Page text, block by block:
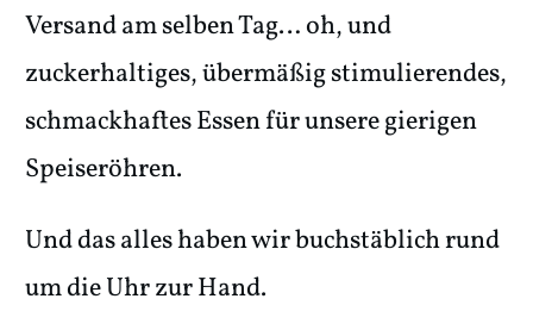
Versand am selben Tag… oh, und
zuckerhaltiges, übermäßig stimulierendes,
schmackhaftes Essen für unsere gierigen
Speiseröhren.
Und das alles haben wir buchstäblich rund
um die Uhr zur Hand.